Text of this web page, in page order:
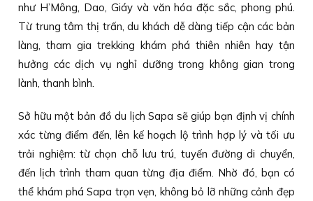
như H’Mông, Dao, Giáy và văn hóa đặc sắc, phong phú.
Từ trung tâm thị trấn, du khách dễ dàng tiếp cận các bản
làng, tham gia trekking khám phá thiên nhiên hay tận
hưởng các dịch vụ nghỉ dưỡng trong không gian trong
lành, thanh bình.
Sở hữu một bản đồ du lịch Sapa sẽ giúp bạn định vị chính
xác từng điểm đến, lên kế hoạch lộ trình hợp lý và tối ưu
trải nghiệm: từ chọn chỗ lưu trú, tuyến đường di chuyển,
đến lịch trình tham quan từng địa điểm. Nhờ đó, bạn có
thể khám phá Sapa trọn vẹn, không bỏ lỡ những cảnh đẹp